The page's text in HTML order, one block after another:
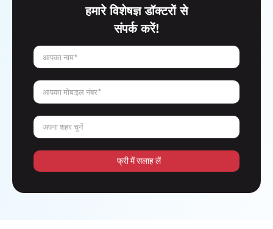
हमारे विशेषज्ञ डॉक्टरों से
संपर्क करें!
आपका नाम*
आपका मोबाइल नंबर*
अपना शहर चुनें
फ्री में सलाह लें